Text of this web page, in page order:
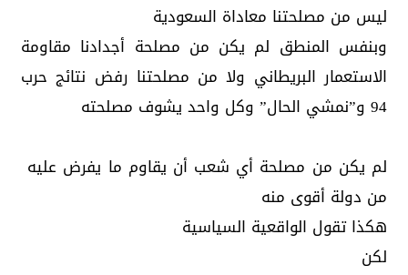
ليس من مصلحتنا معاداة السعودية
وبنفس المنطق لم يكن من مصلحة أجدادنا مقاومة
الاستعمار البريطاني ولا من مصلحتنا رفض نتائج حرب
94 و”نمشي الحال” وكل واحد يشوف مصلحته
لم يكن من مصلحة أي شعب أن يقاوم ما يفرض عليه
من دولة أقوى منه
هكذا تقول الواقعية السياسية
لكن